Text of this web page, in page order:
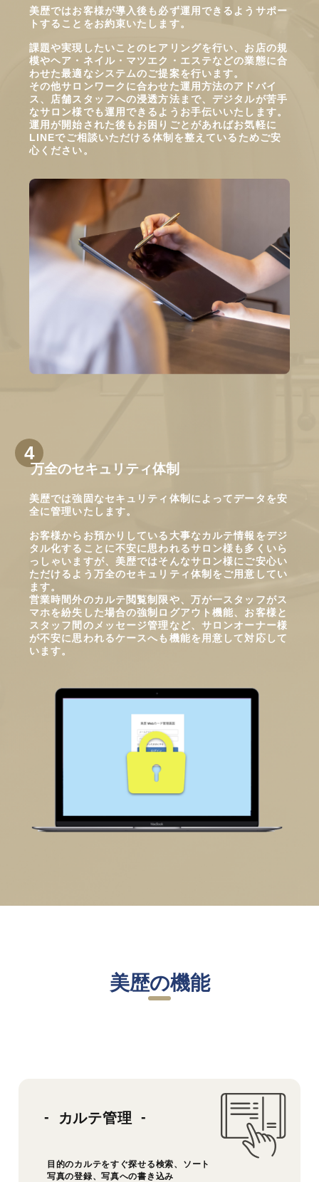
美歴ではお客様が導入後も必ず運用できるようサポー
トすることをお約束いたします。
課題や実現したいことのヒアリングを行い、お店の規
模やヘア・ネイル・マツエク・エステなどの業態に合
わせた最適なシステムのご提案を行います。
その他サロンワークに合わせた運用方法のアドバイ
ス、店舗スタッフへの浸透方法まで、デジタルが苦手
なサロン様でも運用できるようお手伝いいたします。
運用が開始された後もお困りごとがあればお気軽に
LINEでご相談いただける体制を整えているためご安
心ください。
万全のセキュリティ体制
美歴では強固なセキュリティ体制によってデータを安
全に管理いたします。
お客様からお預かりしている大事なカルテ情報をデジ
タル化することに不安に思われるサロン様も多くいら
っしゃいますが、美歴ではそんなサロン様にご安心い
ただけるよう万全のセキュリティ体制をご用意してい
ます。
営業時間外のカルテ閲覧制限や、万が一スタッフがス
マホを紛失した場合の強制ログアウト機能、お客様と
スタッフ間のメッセージ管理など、サロンオーナー様
が不安に思われるケースへも機能を用意して対応して
います。
美歴の機能
カルテ管理
目的のカルテをすぐ探せる検索、ソート
写真の登録、写真への書き込み